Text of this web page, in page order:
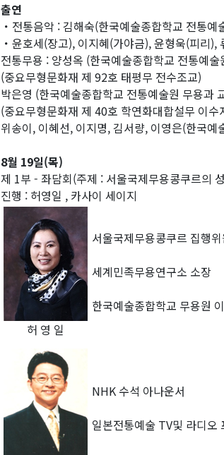
출연
・전통음악 : 김해숙(한국예술종합학교 전통
・윤호세(장고), 이지혜(가야금), 윤형욱(피리),
전통무용 : 양성옥 (한국예술종합학교 전통예술
(중요무형문화재 제 92호 태평무 전수조교)
박은영 (한국예술종합학교 전통예술원 무용과
(중요무형문화재 제 40호 학연화대합설무 이수
위송이, 이혜선, 이지명, 김서량, 이영은(한국
8월 19일(목)
제 1부 - 좌담회(주제 : 서울국제무용콩쿠르의
진행 : 허영일 , 카사이 세이지
허 영 일
서울국제무용콩쿠르 집행
세계민족무용연구소 소장
한국예술종합학교 무용원
NHK 수석 아나운서
일본전통예술 TV및 라디오